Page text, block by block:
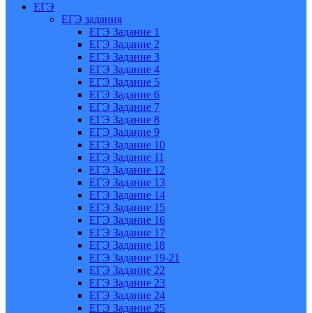
ЕГЭ
ЕГЭ задания
ЕГЭ Задание 1
ЕГЭ Задание 2
ЕГЭ Задание 3
ЕГЭ Задание 4
ЕГЭ Задание 5
ЕГЭ Задание 6
ЕГЭ Задание 7
ЕГЭ Задание 8
ЕГЭ Задание 9
ЕГЭ Задание 10
ЕГЭ Задание 11
ЕГЭ Задание 12
ЕГЭ Задание 13
ЕГЭ Задание 14
ЕГЭ Задание 15
ЕГЭ Задание 16
ЕГЭ Задание 17
ЕГЭ Задание 18
ЕГЭ Задание 19-21
ЕГЭ Задание 22
ЕГЭ Задание 23
ЕГЭ Задание 24
ЕГЭ Задание 25